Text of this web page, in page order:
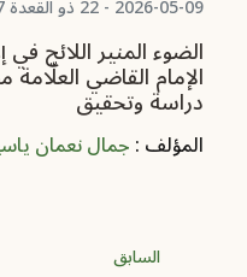
2026-05-09 - 22 ذو القعدة 1447
الضوء المنير اللائح
الإمام القاضي
دراسة وتحقيق
المؤلف :جمال نعمان
السابق